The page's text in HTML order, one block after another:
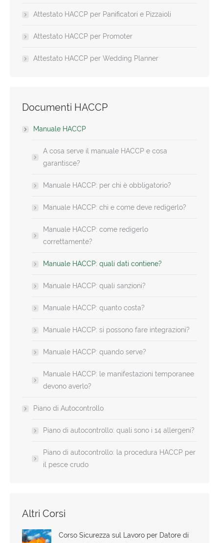
Attestato HACCP per Panificatori e Pizzaioli
Attestato HACCP per Promoter
Attestato HACCP per Wedding Planner
Documenti HACCP
Manuale HACCP
A cosa serve il manuale HACCP e cosa
garantisce?
Manuale HACCP: per chi è obbligatorio?
Manuale HACCP: chi e come deve redigerlo?
Manuale HACCP: come redigerlo
correttamente?
Manuale HACCP: quali dati contiene?
Manuale HACCP: quali sanzioni?
Manuale HACCP: quanto costa?
Manuale HACCP: si possono fare integrazioni?
Manuale HACCP: quando serve?
Manuale HACCP: le manifestazioni temporanee
devono averlo?
Piano di Autocontrollo
Piano di autocontrollo: quali sono i 14 allergeni?
Piano di autocontrollo: la procedura HACCP per
il pesce crudo
Altri Corsi
Corso Sicurezza sul Lavoro per Datore di